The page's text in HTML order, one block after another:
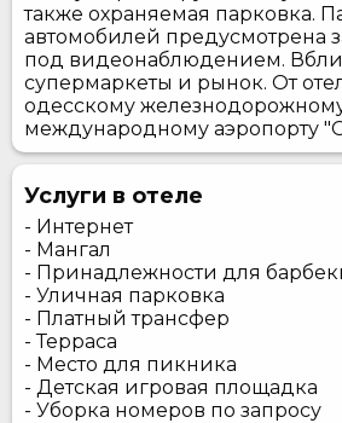
также охраняемая парковка.
автомобилей предусмотрена
под видеонаблюдением.
супермаркеты и рынок. От
одесскому
международному аэропорту
Услуги в отеле
- Интернет
- Мангал
- Принадлежности для
- Уличная парковка
- Платный трансфер
- Терраса
- Место для пикника
- Детская игровая площадка
- Уборка номеров по запросу